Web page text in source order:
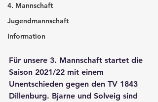
4. Mannschaft
Jugendmannschaft
Information
Für unsere 3. Mannschaft startet die
Saison 2021/22 mit einem
Unentschieden gegen den TV 1843
Dillenburg. Bjarne und Solveig sind